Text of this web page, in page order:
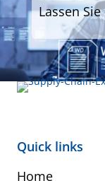
Lassen
Quick links
Home